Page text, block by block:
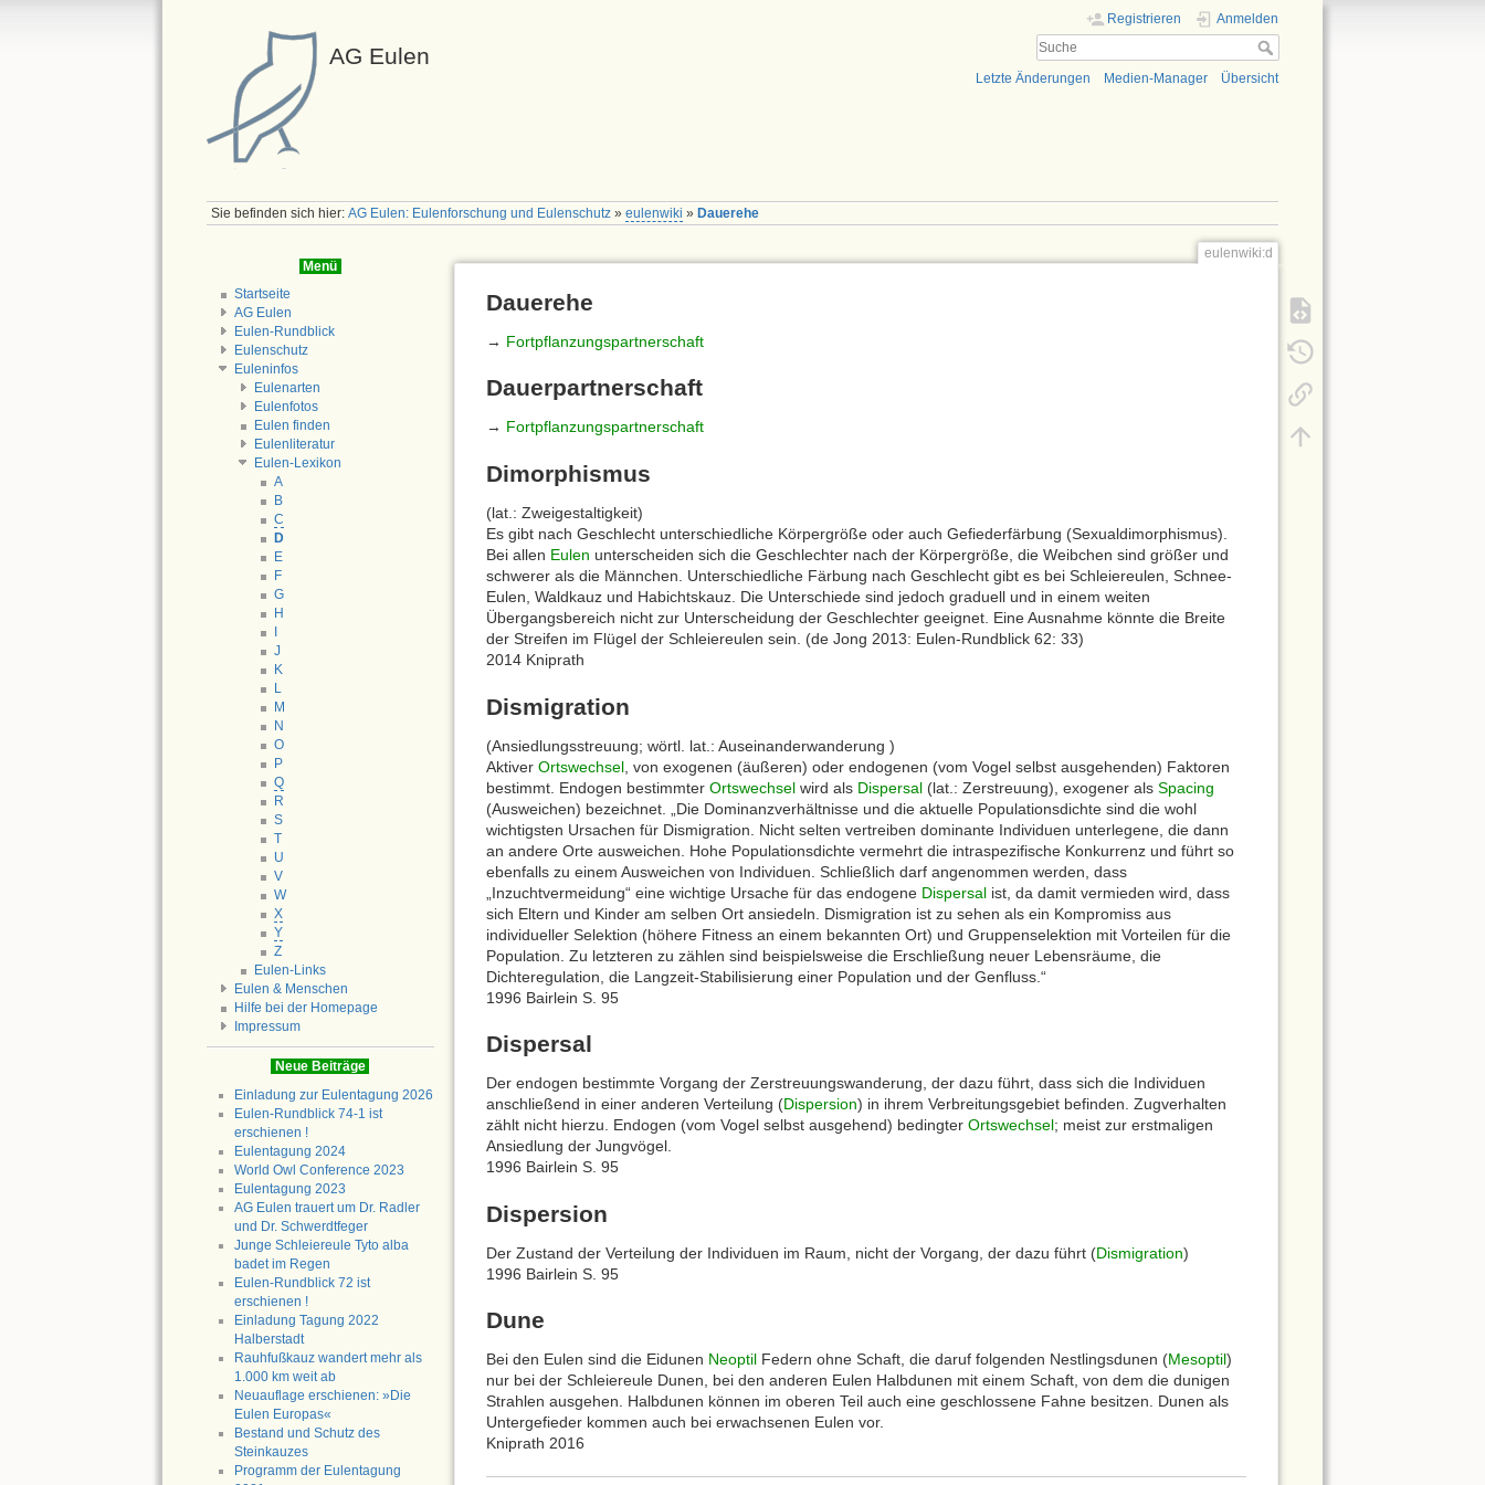
AG Eulen
Registrieren Anmelden
Letzte Änderungen Medien-Manager Übersicht
Sie befinden sich hier:AG Eulen: Eulenforschung und Eulenschutz »eulenwiki » Dauerehe
Menü
Startseite
AG Eulen
Eulen-Rundblick
Eulenschutz
Euleninfos
Eulenarten
Eulenfotos
Eulen finden
Eulenliteratur
Eulen-Lexikon
A
B
C
D
E
F
G
H
J
K
L
M
N
O
P
Q
R
S
T
U
V
W
X
Y
Z
Eulen-Links
Eulen & Menschen
Hilfe bei der Homepage
Impressum
Neue Beiträge
Einladung zur Eulentagung 2026
Eulen-Rundblick 74-1 ist
erschienen !
Eulentagung 2024
World Owl Conference 2023
Eulentagung 2023
AG Eulen trauert um Dr. Radler
und Dr. Schwerdtfeger
Junge Schleiereule Tyto alba
badet im Regen
Eulen-Rundblick 72 ist
erschienen !
Einladung Tagung 2022
Halberstadt
Rauhfußkauz wandert mehr als
1.000 km weit ab
Neuauflage erschienen: »Die
Eulen Europas«
Bestand und Schutz des
Steinkauzes
Programm der Eulentagung
eulenwiki:d
Dauerehe
→ Fortpflanzungspartnerschaft
Dauerpartnerschaft
→ Fortpflanzungspartnerschaft
Dimorphismus
(lat.: Zweigestaltigkeit)
Es gibt nach Geschlecht unterschiedliche Körpergröße oder auch Gefiederfärbung (Sexualdimorphismus).
Bei allen Eulen unterscheiden sich die Geschlechter nach der Körpergröße, die Weibchen sind größer und
schwerer als die Männchen. Unterschiedliche Färbung nach Geschlecht gibt es bei Schleiereulen, Schnee-
Eulen, Waldkauz und Habichtskauz. Die Unterschiede sind jedoch graduell und in einem weiten
Übergangsbereich nicht zur Unterscheidung der Geschlechter geeignet. Eine Ausnahme könnte die Breite
der Streifen im Flügel der Schleiereulen sein. (de Jong 2013: Eulen-Rundblick 62: 33)
2014 Kniprath
Dismigration
(Ansiedlungsstreuung; wörtl. lat.: Auseinanderwanderung )
Aktiver Ortswechsel , von exogenen (äußeren) oder endogenen (vom Vogel selbst ausgehenden) Faktoren
bestimmt. Endogen bestimmter Ortswechsel wird als Dispersal (lat.: Zerstreuung), exogener als Spacing
(Ausweichen) bezeichnet. „Die Dominanzverhältnisse und die aktuelle Populationsdichte sind die wohl
wichtigsten Ursachen für Dismigration. Nicht selten vertreiben dominante Individuen unterlegene, die dann
an andere Orte ausweichen. Hohe Populationsdichte vermehrt die intraspezifische Konkurrenz und führt so
ebenfalls zu einem Ausweichen von Individuen. Schließlich darf angenommen werden, dass
„Inzuchtvermeidung“ eine wichtige Ursache für das endogene Dispersal ist, da damit vermieden wird, dass
sich Eltern und Kinder am selben Ort ansiedeln. Dismigration ist zu sehen als ein Kompromiss aus
individueller Selektion (höhere Fitness an einem bekannten Ort) und Gruppenselektion mit Vorteilen für die
Population. Zu letzteren zu zählen sind beispielsweise die Erschließung neuer Lebensräume, die
Dichteregulation, die Langzeit-Stabilisierung einer Population und der Genfluss.“
1996 Bairlein S. 95
Dispersal
Der endogen bestimmte Vorgang der Zerstreuungswanderung, der dazu führt, dass sich die Individuen
anschließend in einer anderen Verteilung (Dispersion) in ihrem Verbreitungsgebiet befinden. Zugverhalten
zählt nicht hierzu. Endogen (vom Vogel selbst ausgehend) bedingter Ortswechsel; meist zur erstmaligen
Ansiedlung der Jungvögel.
1996 Bairlein S. 95
Dispersion
Der Zustand der Verteilung der Individuen im Raum, nicht der Vorgang, der dazu führt (Dismigration)
1996 Bairlein S. 95
Dune
Bei den Eulen sind die Eidunen Neoptil Federn ohne Schaft, die daruf folgenden Nestlingsdunen (Mesoptil)
nur bei der Schleiereule Dunen, bei den anderen Eulen Halbdunen mit einem Schaft, von dem die dunigen
Strahlen ausgehen. Halbdunen können im oberen Teil auch eine geschlossene Fahne besitzen. Dunen als
Untergefieder kommen auch bei erwachsenen Eulen vor.
Kniprath 2016